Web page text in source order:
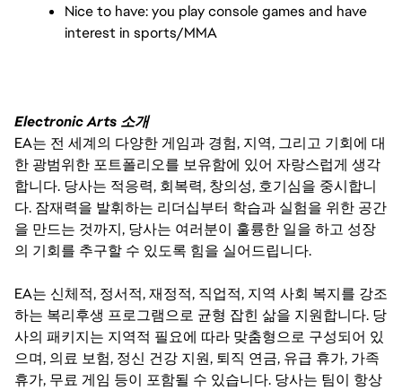
Nice to have: you play console games and have
interest in sports/MMA
Electronic Arts 소개
EA는 전 세계의 다양한 게임과 경험, 지역, 그리고 기회에 대
한 광범위한 포트폴리오를 보유함에 있어 자랑스럽게 생각
합니다. 당사는 적응력, 회복력, 창의성, 호기심을 중시합니
다. 잠재력을 발휘하는 리더십부터 학습과 실험을 위한 공간
을 만드는 것까지, 당사는 여러분이 훌륭한 일을 하고 성장
의 기회를 추구할 수 있도록 힘을 실어드립니다.
EA는 신체적, 정서적, 재정적, 직업적, 지역 사회 복지를 강조
하는 복리후생 프로그램으로 균형 잡힌 삶을 지원합니다. 당
사의 패키지는 지역적 필요에 따라 맞춤형으로 구성되어 있
으며, 의료 보험, 정신 건강 지원, 퇴직 연금, 유급 휴가, 가족
휴가, 무료 게임 등이 포함될 수 있습니다. 당사는 팀이 항상